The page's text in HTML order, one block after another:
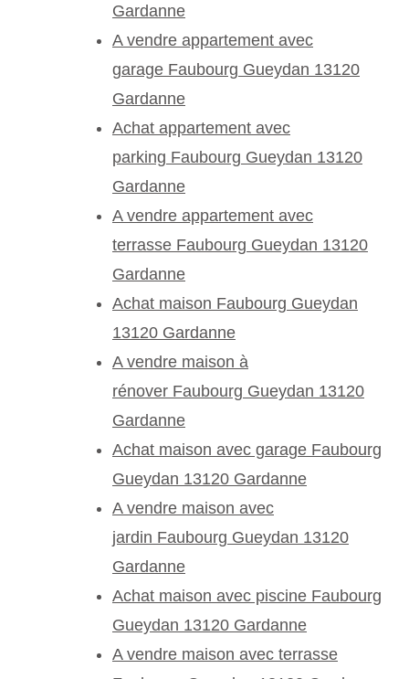
Gardanne
A vendre appartement avec
garage Faubourg Gueydan 13120
Gardanne
Achat appartement avec
parking Faubourg Gueydan 13120
Gardanne
A vendre appartement avec
terrasse Faubourg Gueydan 13120
Gardanne
Achat maison Faubourg Gueydan
13120 Gardanne
A vendre maison à
rénover Faubourg Gueydan 13120
Gardanne
Achat maison avec garage Faubourg
Gueydan 13120 Gardanne
A vendre maison avec
jardin Faubourg Gueydan 13120
Gardanne
Achat maison avec piscine Faubourg
Gueydan 13120 Gardanne
A vendre maison avec terrasse